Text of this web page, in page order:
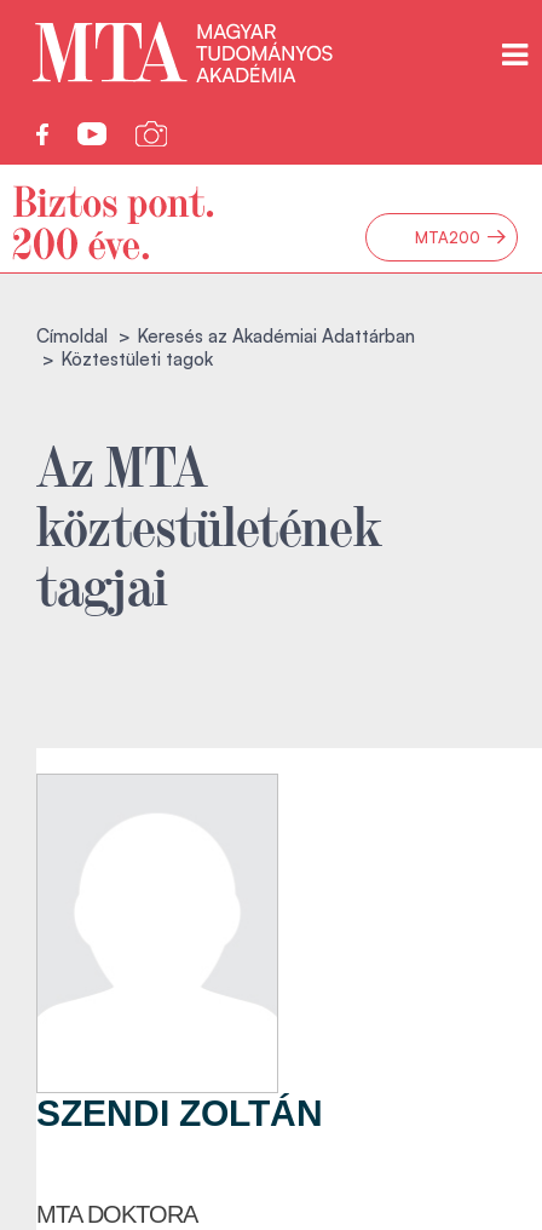
MTA200 →
Címoldal
Keresés az Akadémiai Adattárban
Köztestületi tagok
Az MTA
köztestületének
tagjai
SZENDI ZOLTÁN
MTA DOKTORA